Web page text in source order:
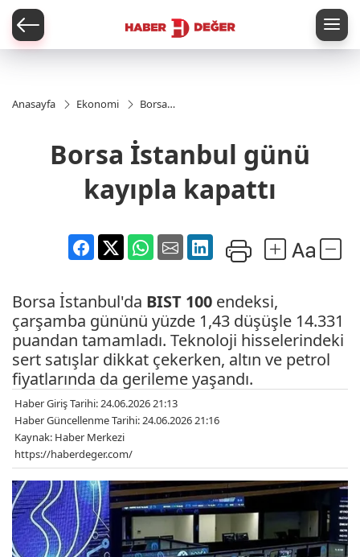
Anasayfa Ekonomi
Borsa
kayıpla
kapattı
Borsa İstanbul günü
kayıpla kapattı
Borsa İstanbul'da BIST 100 endeksi,
çarşamba gününü yüzde 1,43 düşüşle 14.331
puandan tamamladı. Teknoloji hisselerindeki
sert satışlar dikkat çekerken, altın ve petrol
fiyatlarında da gerileme yaşandı.
Haber Giriş Tarihi: 24.06.2026 21:13
Haber Güncellenme Tarihi: 24.06.2026 21:16
Kaynak: Haber Merkezi
https://haberdeger.com/